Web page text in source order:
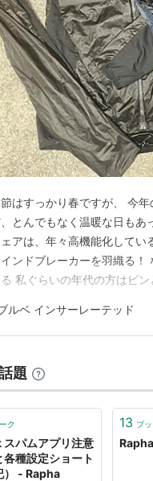
1550-3106
（月〜土）：12pm to
日：10pm to 6pm（LIVE
ト
Finest Cycling
はすっかり春ですが、 今
とんでもなく温暖な日もあ
アは、年々高機能化してい
ンドブレーカーを羽織る！
私ぐらいの年代の方はピ
とラフに、保温性や機能性
通勤も長らく自転車なの
ルベ インサーレーテッド
題
ク
パムアプリ注意
各種設定ショート
） - Rapha
13 ブ
Rapha